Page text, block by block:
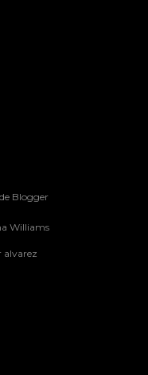
Blogger
Williams
alvarez